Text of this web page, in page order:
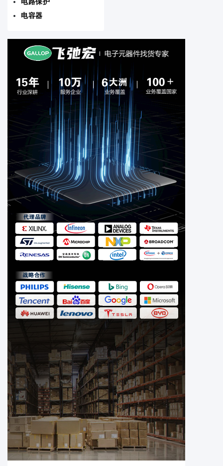
板安装电源
磁性元件 - 变压器电感器元件
电机电磁阀驱动器板/模块
电缆电线
电位计可变电阻器
工业自动化与控制
光电器件
电容器